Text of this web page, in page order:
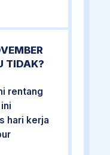
TIDAK?
rentang
hari kerja